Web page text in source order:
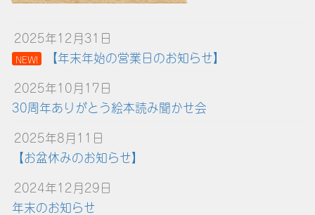
2025年12月31日
NEW!
【年末年始の営業日のお知らせ】
2025年10月17日
30周年ありがとう絵本読み聞かせ会
2025年8月11日
【お盆休みのお知らせ】
2024年12月29日
年末のお知らせ